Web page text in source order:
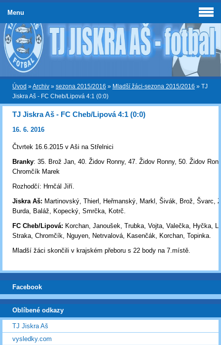
Úvod »Archiv » sezona 2015/2016 » Mladší žáci-sezona 2015/2016 » TJ
Jiskra Aš - FC Cheb/Lipová 4:1 (0:0)
TJ Jiskra Aš - FC Cheb/Lipová 4:1 (0:0)
16. 6. 2016
Čtvrtek 16.6.2015 v Aši na Střelnici
Branky: 35. Brož Jan, 40. Židov Ronny, 47. Židov Ronny, 50. Židov
Chromčík Marek
Rozhodčí: Hrnčál Jiří.
Jiskra Aš: Martinovský, Thierl, Heřmanský, Markl, Šivák, Brož, Švarc,
Burda, Baláž, Kopecký, Smrčka, Kotrč.
FC Cheb/Lipová: Korchan, Janoušek, Trubka, Vojta, Valečka, Hyčka,
Straka, Chromčík, Nguyen, Netrvalová, Kasenčák, Korchan, Topinka.
Mladší žáci skončili v krajském přeboru s 22 body na 7.místě.
Menu
Facebook
Oblíbené odkazy
TJ Jiskra Aš
vysledky.com